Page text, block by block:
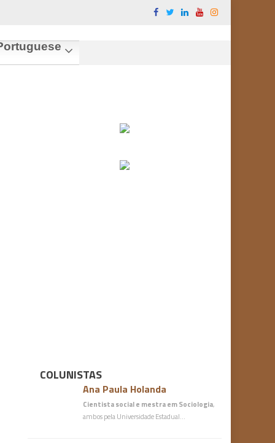
COLUNISTAS
Ana Paula Holanda
Cientista social e mestra em Sociologia,
ambos pela Universidade Estadual…